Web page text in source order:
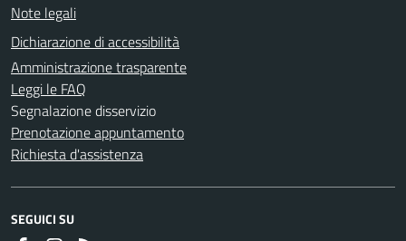
Note legali
Dichiarazione di accessibilità
Amministrazione trasparente
Leggi le FAQ
Segnalazione disservizio
Prenotazione appuntamento
Richiesta d'assistenza
SEGUICI SU